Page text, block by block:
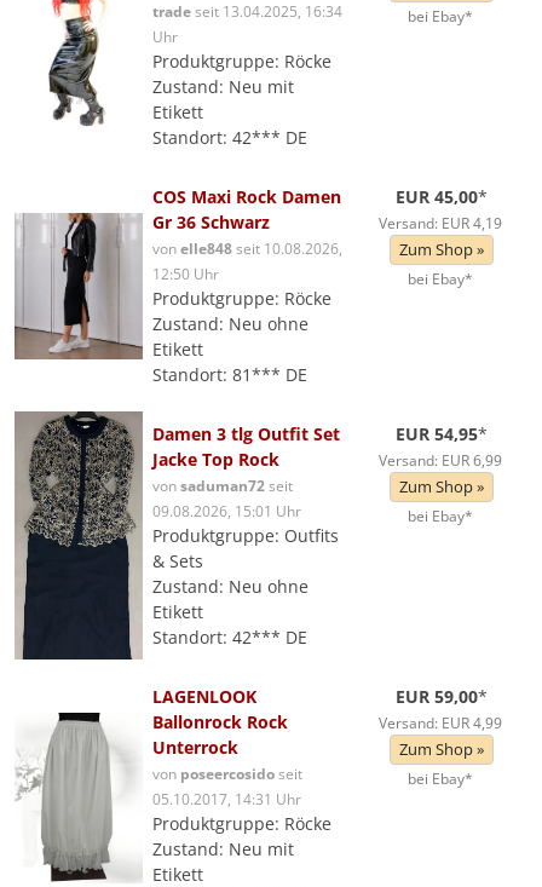
tradeseit 13.04.2025, 16:34
Uhr
Produktgruppe: Röcke
Zustand: Neu mit
Etikett
Standort: 42*** DE
bei Ebay*
COS Maxi Rock Damen
Gr 36 Schwarz
vonelle848seit 10.08.2026,
12:50 Uhr
Produktgruppe: Röcke
Zustand: Neu ohne
Etikett
Standort: 81*** DE
EUR 45,00*
Versand: EUR 4,19
Zum Shop »
bei Ebay*
Damen 3 tlg Outfit Set
Jacke Top Rock
vonsaduman72seit
09.08.2026, 15:01 Uhr
Produktgruppe: Outfits
& Sets
Zustand: Neu ohne
Etikett
Standort: 42*** DE
EUR 54,95*
Versand: EUR 6,99
Zum Shop »
bei Ebay*
LAGENLOOK
Ballonrock Rock
Unterrock
von poseercosidoseit
05.10.2017, 14:31 Uhr
Produktgruppe: Röcke
Zustand: Neu mit
Etikett
EUR 59,00*
Versand: EUR 4,99
Zum Shop »
bei Ebay*